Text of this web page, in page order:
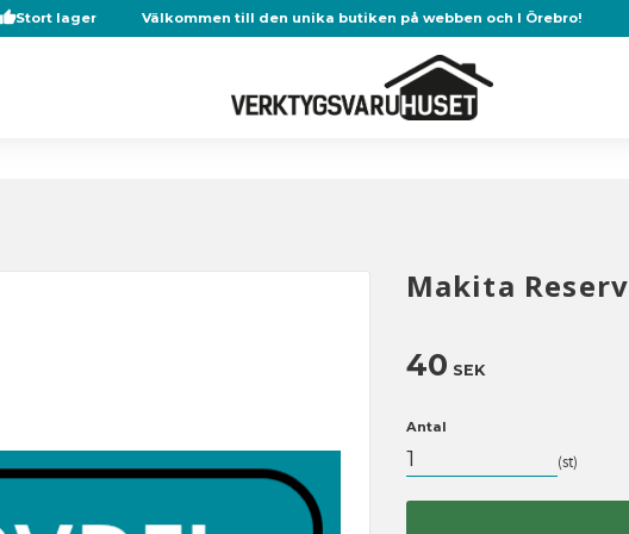
Stort lager Välkommen till den unika butiken på webben och I Örebro!
Makita
40 SEK
Antal
st